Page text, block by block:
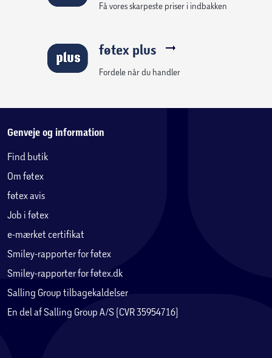
Få vores skarpeste priser i indbakken
føtex plus
Fordele når du handler
Genveje og information
Find butik
Om føtex
føtex avis
Job i føtex
e-mærket certifikat
Smiley-rapporter for føtex
Smiley-rapporter for føtex.dk
Salling Group tilbagekaldelser
En del af Salling Group A/S (CVR 35954716)